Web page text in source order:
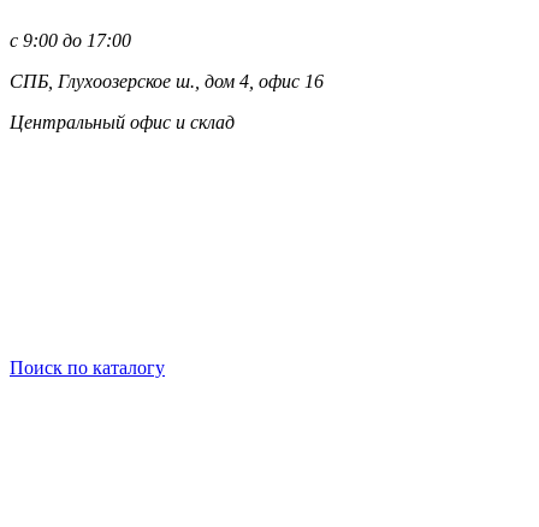
с 9:00 до 17:00
СПБ, Глухоозерское ш., дом 4, офис 16
Центральный офис и склад
Поиск по каталогу